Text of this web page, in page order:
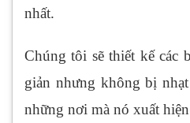
nhất.
Chúng tôi sẽ thiết kế các
giản nhưng không bị
những nơi mà nó xuất